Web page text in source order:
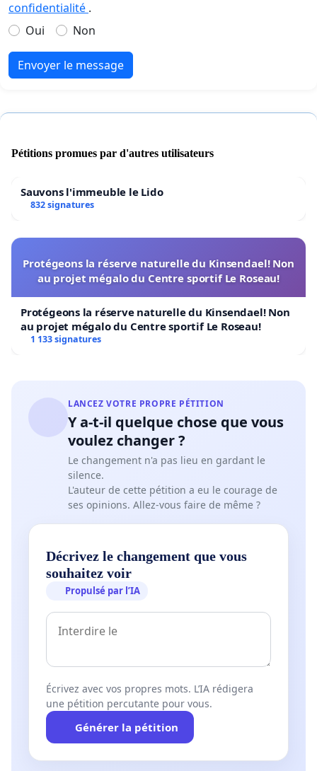
confidentialité .
Oui
Non
Envoyer le message
Pétitions promues par d'autres utilisateurs
Sauvons l'immeuble le Lido
832 signatures
Protégeons la réserve naturelle du Kinsendael! Non
au projet mégalo du Centre sportif Le Roseau!
Protégeons la réserve naturelle du Kinsendael! Non
au projet mégalo du Centre sportif Le Roseau!
1 133 signatures
LANCEZ VOTRE PROPRE PÉTITION
Y a-t-il quelque chose que vous
voulez changer ?
Le changement n'a pas lieu en gardant le
silence.
L'auteur de cette pétition a eu le courage de
ses opinions. Allez-vous faire de même ?
Décrivez le changement que vous
souhaitez voir
Propulsé par l’IA
Écrivez avec vos propres mots. L’IA rédigera
une pétition percutante pour vous.
Générer la pétition